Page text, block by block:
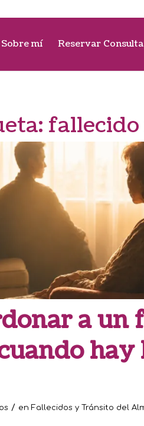
Sobre mí Reservar
a
hay
/ en Fallecidos y Tránsito del